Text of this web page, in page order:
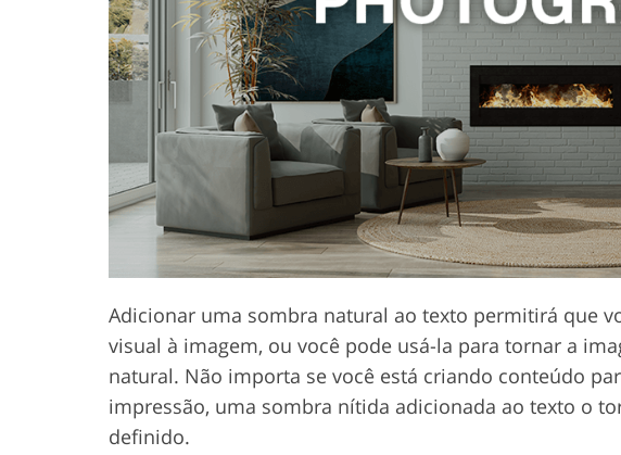
Serviços de retoque de
produtos
Serviços de retoque de
Dados de
Adicionar uma sombra natural ao texto permitirá que
visual à imagem, ou você pode usá-la para tornar a
natural. Não importa se você está criando conteúdo
impressão, uma sombra nítida adicionada ao texto o
definido.